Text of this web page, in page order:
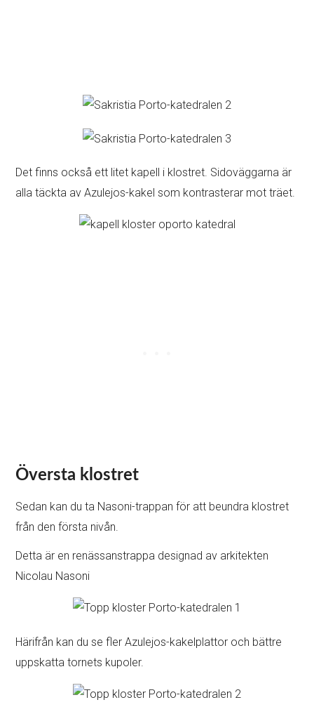
Det finns också ett litet kapell i klostret. Sidoväggarna är
alla täckta av Azulejos-kakel som kontrasterar mot träet.
Översta klostret
Sedan kan du ta Nasoni-trappan för att beundra klostret
från den första nivån.
Detta är en renässanstrappa designad av arkitekten
Nicolau Nasoni
Härifrån kan du se fler Azulejos-kakelplattor och bättre
uppskatta tornets kupoler.